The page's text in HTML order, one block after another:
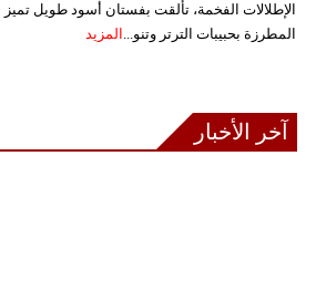
الإطلالات الفخمة، تألقت بفستان أسود طويل تميز
المطرزة بحبيبات الترتر وتنو... المزيد
آخر الأخبار